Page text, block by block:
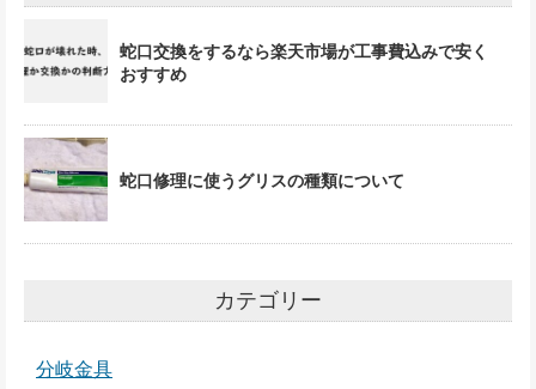
蛇口交換をするなら楽天市場が工事費込みで安く
おすすめ
蛇口修理に使うグリスの種類について
カテゴリー
分岐金具